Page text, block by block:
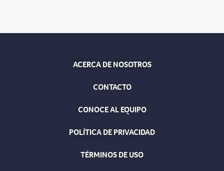
ACERCA DE NOSOTROS
CONTACTO
CONOCE AL EQUIPO
POLÍTICA DE PRIVACIDAD
TÉRMINOS DE USO